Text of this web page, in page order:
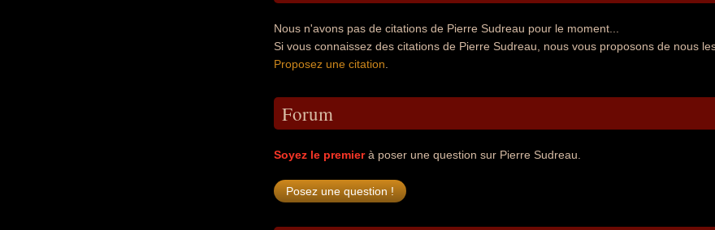
Nous n'avons pas de citations de Pierre Sudreau pour le moment...
Si vous connaissez des citations de Pierre Sudreau, nous vous proposons de nous
Proposez une citation
Forum
Soyez le premierà poser une question sur Pierre Sudreau.